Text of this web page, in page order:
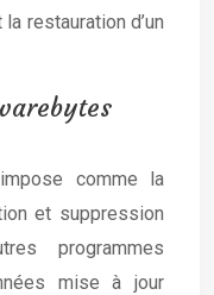
restauration d’un
comme la
et suppression
programmes
mise à jour